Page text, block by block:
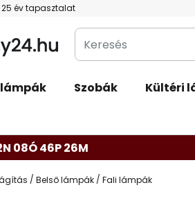
év tapasztalat
Keresés
Szobák Kültéri
08Ó 46P 24M
Belső lámpák Fali lámpák